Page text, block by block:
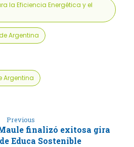
la Eficiencia Energética y el
Argentina
Argentina
Previous
finalizó exitosa gira
Educa Sostenible